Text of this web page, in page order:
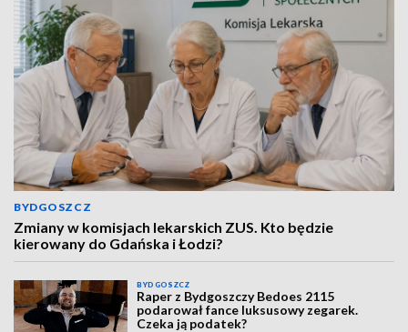
BYDGOSZCZ
Zmiany w komisjach lekarskich ZUS. Kto będzie
kierowany do Gdańska i Łodzi?
BYDGOSZCZ
Raper z Bydgoszczy Bedoes 2115
podarował fance luksusowy zegarek.
Czeka ją podatek?